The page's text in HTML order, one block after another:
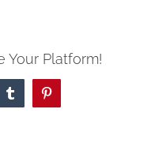
Your Platform!
TumblrPinterest